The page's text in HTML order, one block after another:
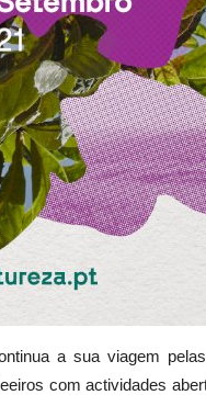
a sua viagem
com actividades